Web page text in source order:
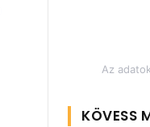
Az
KÖVESS